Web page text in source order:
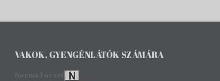
VAKOK, GYENGÉNLÁTÓK SZÁMÁRA